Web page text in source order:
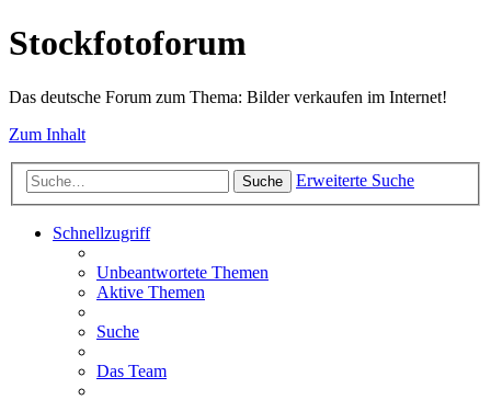
Stockfotoforum
Das deutsche Forum zum Thema: Bilder verkaufen im Internet!
Zum Inhalt
Suche Erweiterte Suche
Schnellzugriff
Unbeantwortete Themen
Aktive Themen
Suche
Das Team